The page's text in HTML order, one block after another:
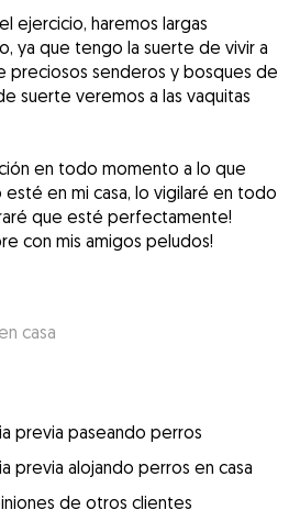
ejercicio, haremos largas
ya que tengo la suerte de vivir a
preciosos senderos y bosques de
suerte veremos a las vaquitas
en todo momento a lo que
esté en mi casa, lo vigilaré en todo
que esté perfectamente!
con mis amigos peludos!
casa
previa paseando perros
previa alojando perros en casa
de otros clientes